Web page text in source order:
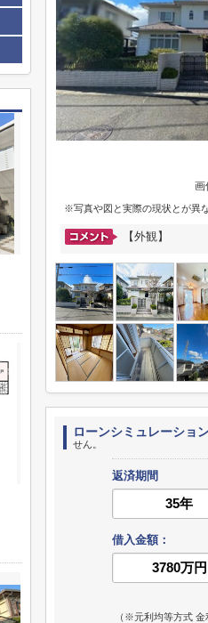
画
※写真や図と実際の現状とが異
【外観】
ローンシミュレーショ
せん。
返済期間
借入金額：
（※元利均等方式 金